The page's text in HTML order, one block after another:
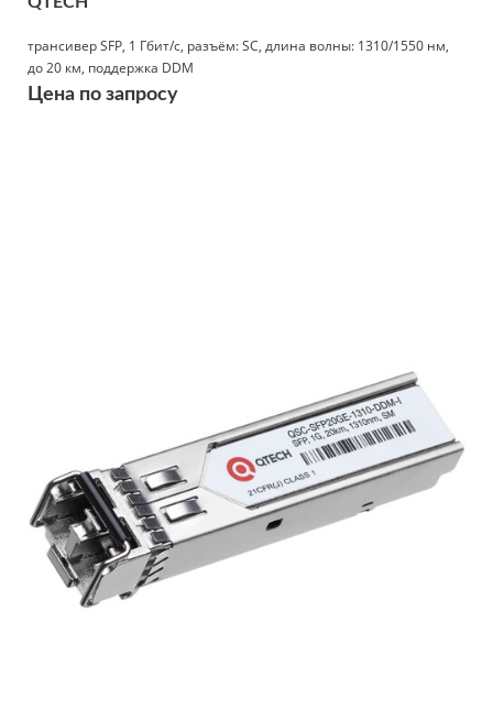
трансивер SFP, 1 Гбит/с, разъём: SC, длина волны: 1310/1550 нм,
до 20 км, поддержка DDM
Цена по запросу